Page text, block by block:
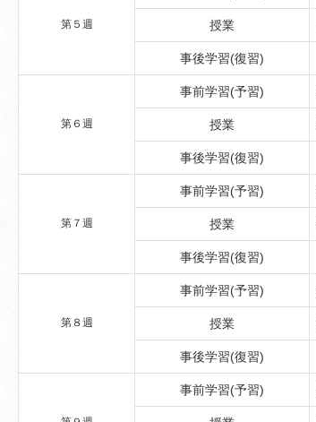
第５週 授業
事後学習(復習)
第６週
事前学習(予習)
授業
事後学習(復習)
第７週
事前学習(予習)
授業
事後学習(復習)
第８週
事前学習(予習)
授業
事後学習(復習)
事前学習(予習)